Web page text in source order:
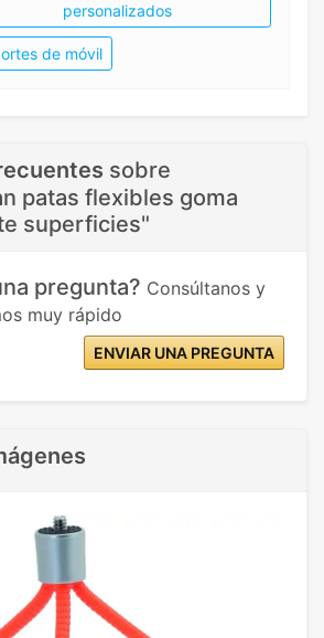
personalizados
de móvil
sobre
patas flexibles goma
superficies"
pregunta? Consúltanos y
muy rápido
ENVIAR UNA PREGUNTA